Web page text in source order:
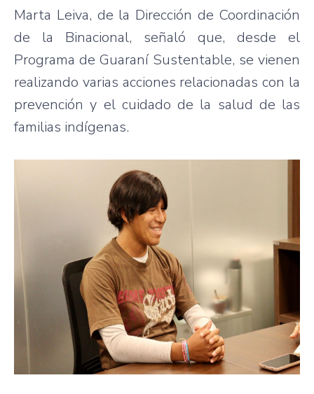
Marta Leiva, de la Dirección de Coordinación
de la Binacional, señaló que, desde el
Programa de Guaraní Sustentable, se vienen
realizando varias acciones relacionadas con la
prevención y el cuidado de la salud de las
familias indígenas.